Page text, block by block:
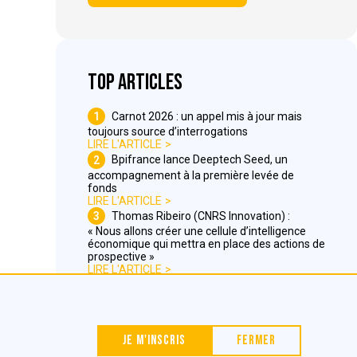
Top articles
1
Carnot 2026 : un appel mis à jour mais
toujours source d’interrogations
LIRE L'ARTICLE
2
Bpifrance lance Deeptech Seed, un
accompagnement à la première levée de
fonds
LIRE L'ARTICLE
3
Thomas Ribeiro (CNRS Innovation) :
« Nous allons créer une cellule d’intelligence
économique qui mettra en place des actions de
prospective »
LIRE L'ARTICLE
Nous contacter
Je m'inscris Fermer